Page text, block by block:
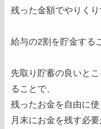
残った金額でやりくり
給与の2割を貯金する
先取り貯蓄の良いと
ることで、
残ったお金を自由に
月末にお金を残す必